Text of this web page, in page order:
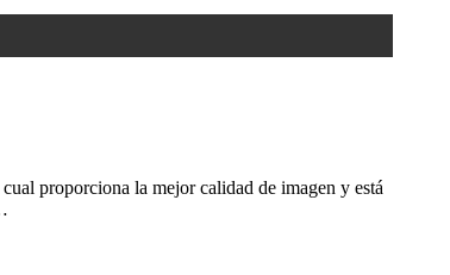
proporciona la mejor calidad de imagen y está